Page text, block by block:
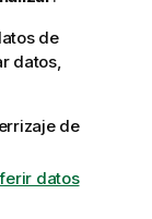
de
datos,
de
datos